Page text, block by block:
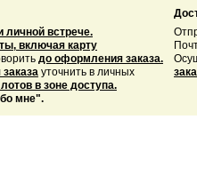
встрече.
включая карту
до оформления заказа.
уточнить в личных
в зоне доступа.
мне".